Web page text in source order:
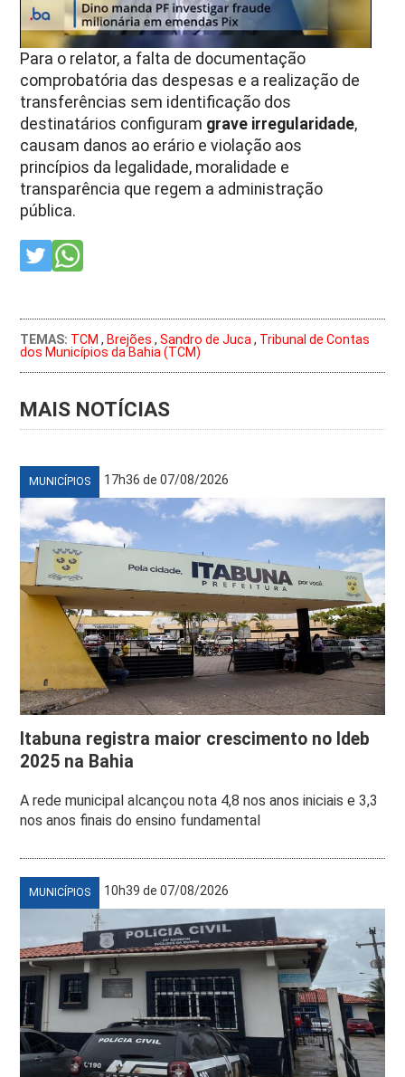
Para o relator, a falta de documentação
comprobatória das despesas e a realização de
transferências sem identificação dos
destinatários configuram grave irregularidade,
causam danos ao erário e violação aos
princípios da legalidade, moralidade e
transparência que regem a administração
pública.
TEMAS: TCM , Brejões ,Sandro de Juca , Tribunal de Contas
dos Municípios da Bahia (TCM)
MAIS NOTÍCIAS
MUNICÍPIOS 17h36 de 07/08/2026
Itabuna registra maior crescimento no Ideb
2025 na Bahia
A rede municipal alcançou nota 4,8 nos anos iniciais e 3,3
nos anos finais do ensino fundamental
MUNICÍPIOS 10h39 de 07/08/2026